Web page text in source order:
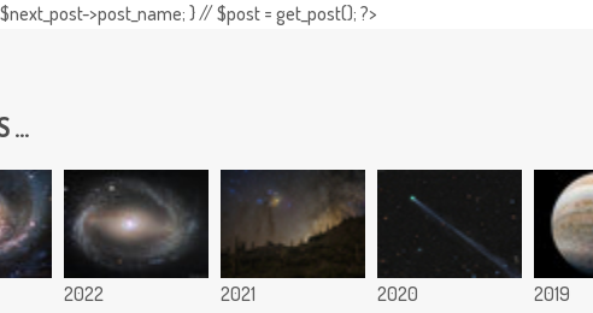
>post_name; } // $post = get_post(); ?>
...
2022 2021 2020 2019